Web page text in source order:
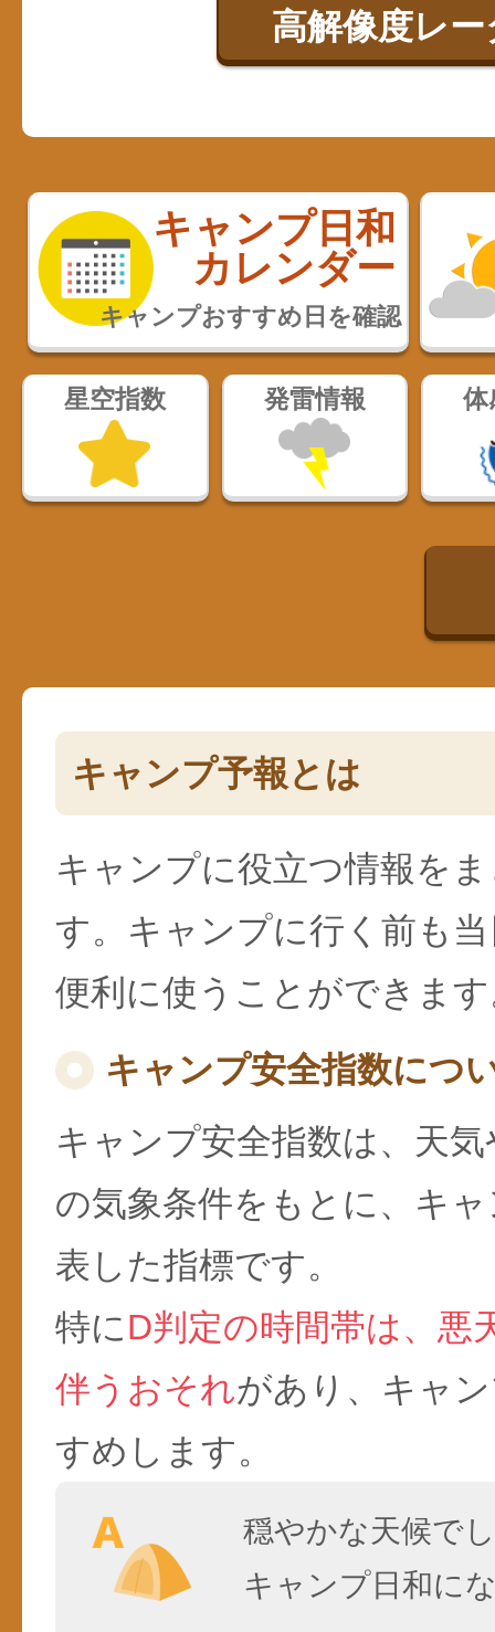
高解像度レー
キャンプ日和
カレンダー
キャンプおすすめ日を確認
星空指数 発雷情報 体
キャンプ予報とは
キャンプに役立つ情報を
す。キャンプに行く前も
便利に使うことができま
キャンプ安全指数につ
キャンプ安全指数は、天
の気象条件をもとに、キ
表した指標です。
特にD判定の時間帯は、悪
伴うおそれがあり、キャ
すめします。
穏やかな天候で
キャンプ日和に